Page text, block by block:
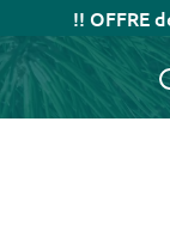
!! OFFRE de